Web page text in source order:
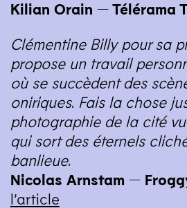
Kilian Orain — Télérama
Clémentine Billy pour sa
propose un travail
où se succèdent des
oniriques. Fais la chose
photographie de la cité
qui sort des éternels
banlieue.
Nicolas Arnstam —
l’article